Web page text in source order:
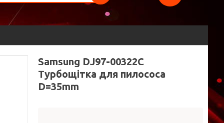
Samsung DJ97-00322C
Турбощітка для пилососа
D=35mm